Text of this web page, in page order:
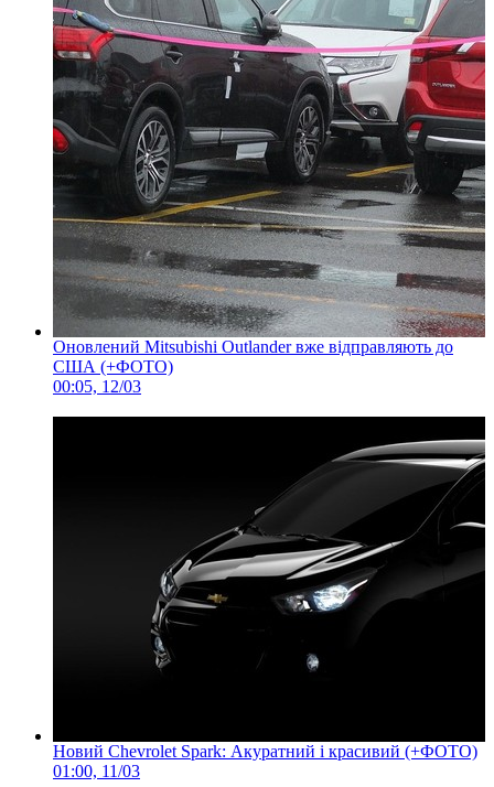
Оновлений Mitsubishi Outlander вже відправляють до
США (+ФОТО)
00:05, 12/03
Новий Chevrolet Spark: Акуратний і красивий (+ФОТО)
01:00, 11/03